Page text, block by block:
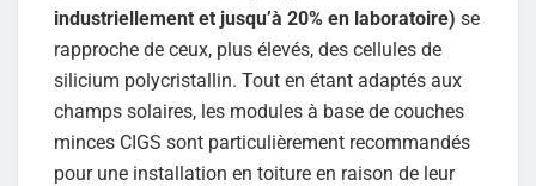
industriellement et jusqu’à 20% en laboratoire) se
rapproche de ceux, plus élevés, des cellules de
silicium polycristallin. Tout en étant adaptés aux
champs solaires, les modules à base de couches
minces CIGS sont particulièrement recommandés
pour une installation en toiture en raison de leur